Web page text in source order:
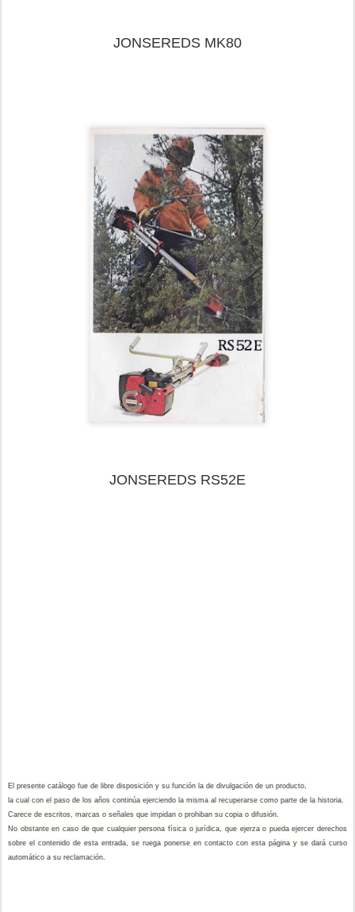
JONSEREDS MK80
JONSEREDS RS52E
El presente catálogo fue de libre disposición y su función la de divulgación de un producto,
la cual con el paso de los años continúa ejerciendo la misma al recuperarse como parte de la historia.
Carece de escritos, marcas o señales que impidan o prohiban su copia o difusión.
No obstante en caso de que cualquier persona física o jurídica, que ejerza o pueda ejercer derechos
sobre el contenido de esta entrada, se ruega ponerse en contacto con esta página y se dará curso
automático a su reclamación.